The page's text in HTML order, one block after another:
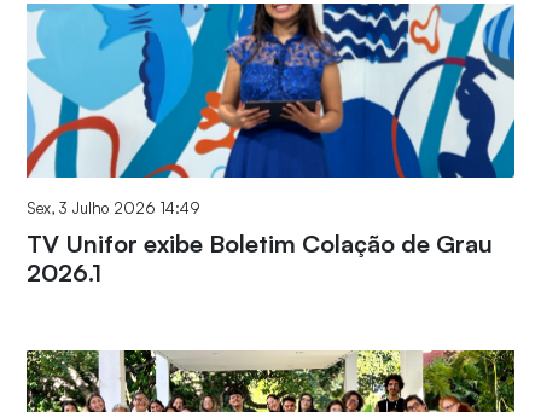
Sex, 3 Julho 2026 14:49
TV Unifor exibe Boletim Colação de Grau
2026.1